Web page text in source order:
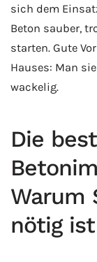
sich dem
Beton sauber,
starten. Gute
Hauses: Man
wackelig.
Die
Warum
nötig ist